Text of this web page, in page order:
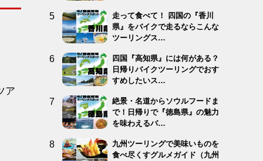
ア
走って食べて！ 四国の『香川
県』をバイクで走るならこんな
ツーリングス…
四国『高知県』には何がある？
日帰りバイクツーリングでおす
すめしたいス…
絶景・名道からソウルフードま
で！日帰りで『徳島県』の魅力
を味わえるバ…
九州ツーリングで美味いものを
食べ尽くすグルメガイド（九州